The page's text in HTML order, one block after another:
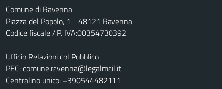
Comune di Ravenna
Piazza del Popolo, 1 - 48121 Ravenna
Codice fiscale / P. IVA:00354730392
Ufficio Relazioni col Pubblico
PEC:comune.ravenna@legalmail.it
Centralino unico: +390544482111